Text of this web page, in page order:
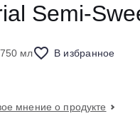
Semi-
мл В избранное
мнение о продукте